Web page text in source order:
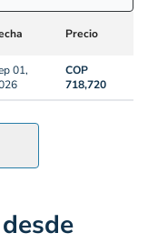
Precio
01,
COP
718,720